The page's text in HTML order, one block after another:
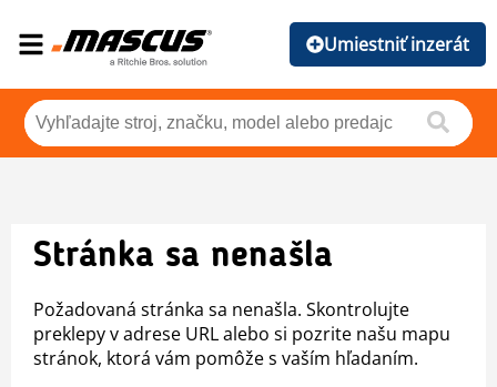
Umiestniť inzerát
Stránka sa nenašla
Požadovaná stránka sa nenašla. Skontrolujte
preklepy v adrese URL alebo si pozrite našu mapu
stránok, ktorá vám pomôže s vaším hľadaním.